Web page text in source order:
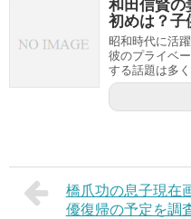
和田信賢の
初めは？子
昭和時代に活
彼のプライベ
する話題は多
橋爪功の息子現在
優復帰の予定を調